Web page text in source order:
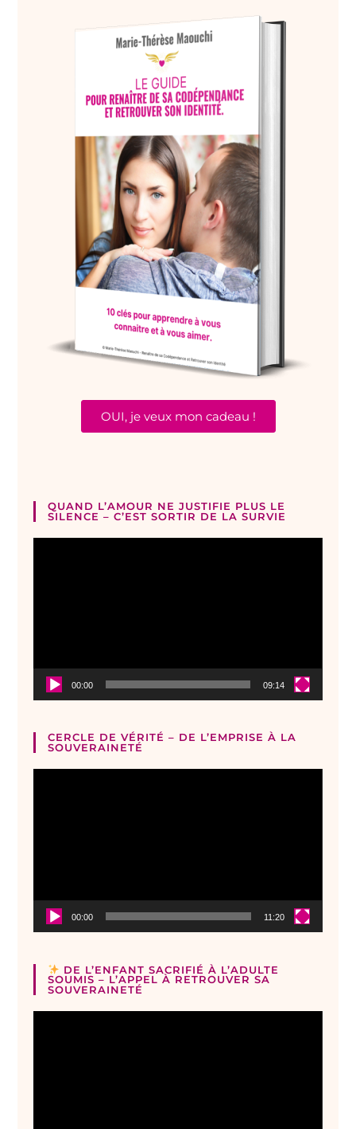
OUI, je veux mon cadeau !
QUAND L’AMOUR NE JUSTIFIE PLUS LE
SILENCE – C’EST SORTIR DE LA SURVIE
00:00 09:14
CERCLE DE VÉRITÉ – DE L’EMPRISE À LA
SOUVERAINETÉ
00:00 11:20
DE L’ENFANT SACRIFIÉ À L’ADULTE
SOUMIS – L’APPEL À RETROUVER SA
SOUVERAINETÉ